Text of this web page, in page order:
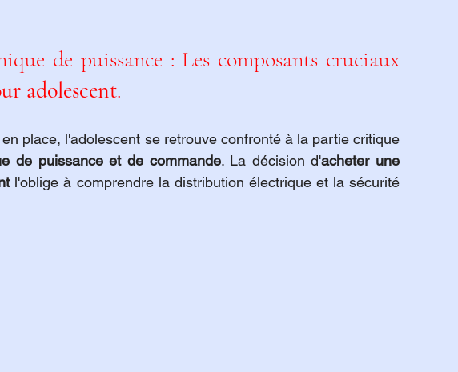
de puissance : Les composants cruciaux
adolescent.
place, l'adolescent se retrouve confronté à la partie critique
de puissance et de commande. La décision d'acheter une
l'oblige à comprendre la distribution électrique et la sécurité